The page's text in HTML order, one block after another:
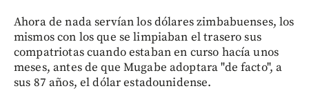
Ahora de nada servían los dólares zimbabuenses, los
mismos con los que se limpiaban el trasero sus
compatriotas cuando estaban en curso hacía unos
meses, antes de que Mugabe adoptara "de facto", a
sus 87 años, el dólar estadounidense.